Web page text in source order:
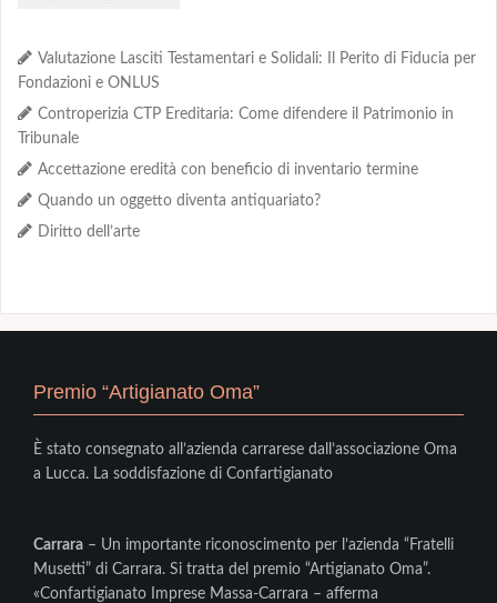
Valutazione Lasciti Testamentari e Solidali: Il Perito di Fiducia per
Fondazioni e ONLUS
Controperizia CTP Ereditaria: Come difendere il Patrimonio in
Tribunale
Accettazione eredità con beneficio di inventario termine
Quando un oggetto diventa antiquariato?
Diritto dell’arte
Premio “Artigianato Oma”
È stato consegnato all’azienda carrarese dall’associazione Oma
a Lucca. La soddisfazione di Confartigianato
Carrara – Un importante riconoscimento per l’azienda “Fratelli
Musetti” di Carrara. Si tratta del premio “Artigianato Oma”.
«Confartigianato Imprese Massa-Carrara – afferma